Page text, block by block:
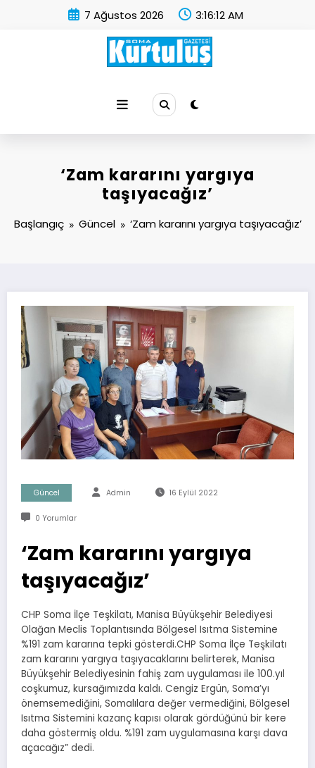
7 Ağustos 2026 3:16:13 AM
‘Zam kararını yargıya
taşıyacağız’
Başlangıç Güncel ‘Zam kararını yargıya taşıyacağız’
Güncel Admin 16 Eylül 2022
0 Yorumlar
‘Zam kararını yargıya
taşıyacağız’
CHP Soma İlçe Teşkilatı, Manisa Büyükşehir Belediyesi
Olağan Meclis Toplantısında Bölgesel Isıtma Sistemine
%191 zam kararına tepki gösterdi.CHP Soma İlçe Teşkilatı
zam kararını yargıya taşıyacaklarını belirterek, Manisa
Büyükşehir Belediyesinin fahiş zam uygulaması ile 100.yıl
coşkumuz, kursağımızda kaldı. Cengiz Ergün, Soma’yı
önemsemediğini, Somalılara değer vermediğini, Bölgesel
Isıtma Sistemini kazanç kapısı olarak gördüğünü bir kere
daha göstermiş oldu. %191 zam uygulamasına karşı dava
açacağız” dedi.